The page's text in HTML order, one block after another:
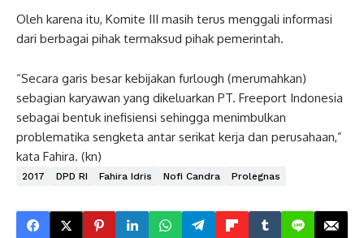
Oleh karena itu, Komite III masih terus menggali informasi
dari berbagai pihak termaksud pihak pemerintah.
“Secara garis besar kebijakan furlough (merumahkan)
sebagian karyawan yang dikeluarkan PT. Freeport Indonesia
sebagai bentuk inefisiensi sehingga menimbulkan
problematika sengketa antar serikat kerja dan perusahaan,”
kata Fahira. (kn)
2017 DPD RI Fahira Idris Nofi Candra Prolegnas